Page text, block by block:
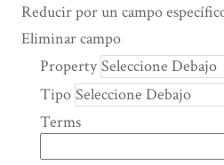
Number
rows
"Reducir
por
Reducir por un campo
Search Property
Tipo de búsqueda
Términos de búsqueda
Ensamblador de Búsqueda
Eliminar campo
Property
Tipo
Terms